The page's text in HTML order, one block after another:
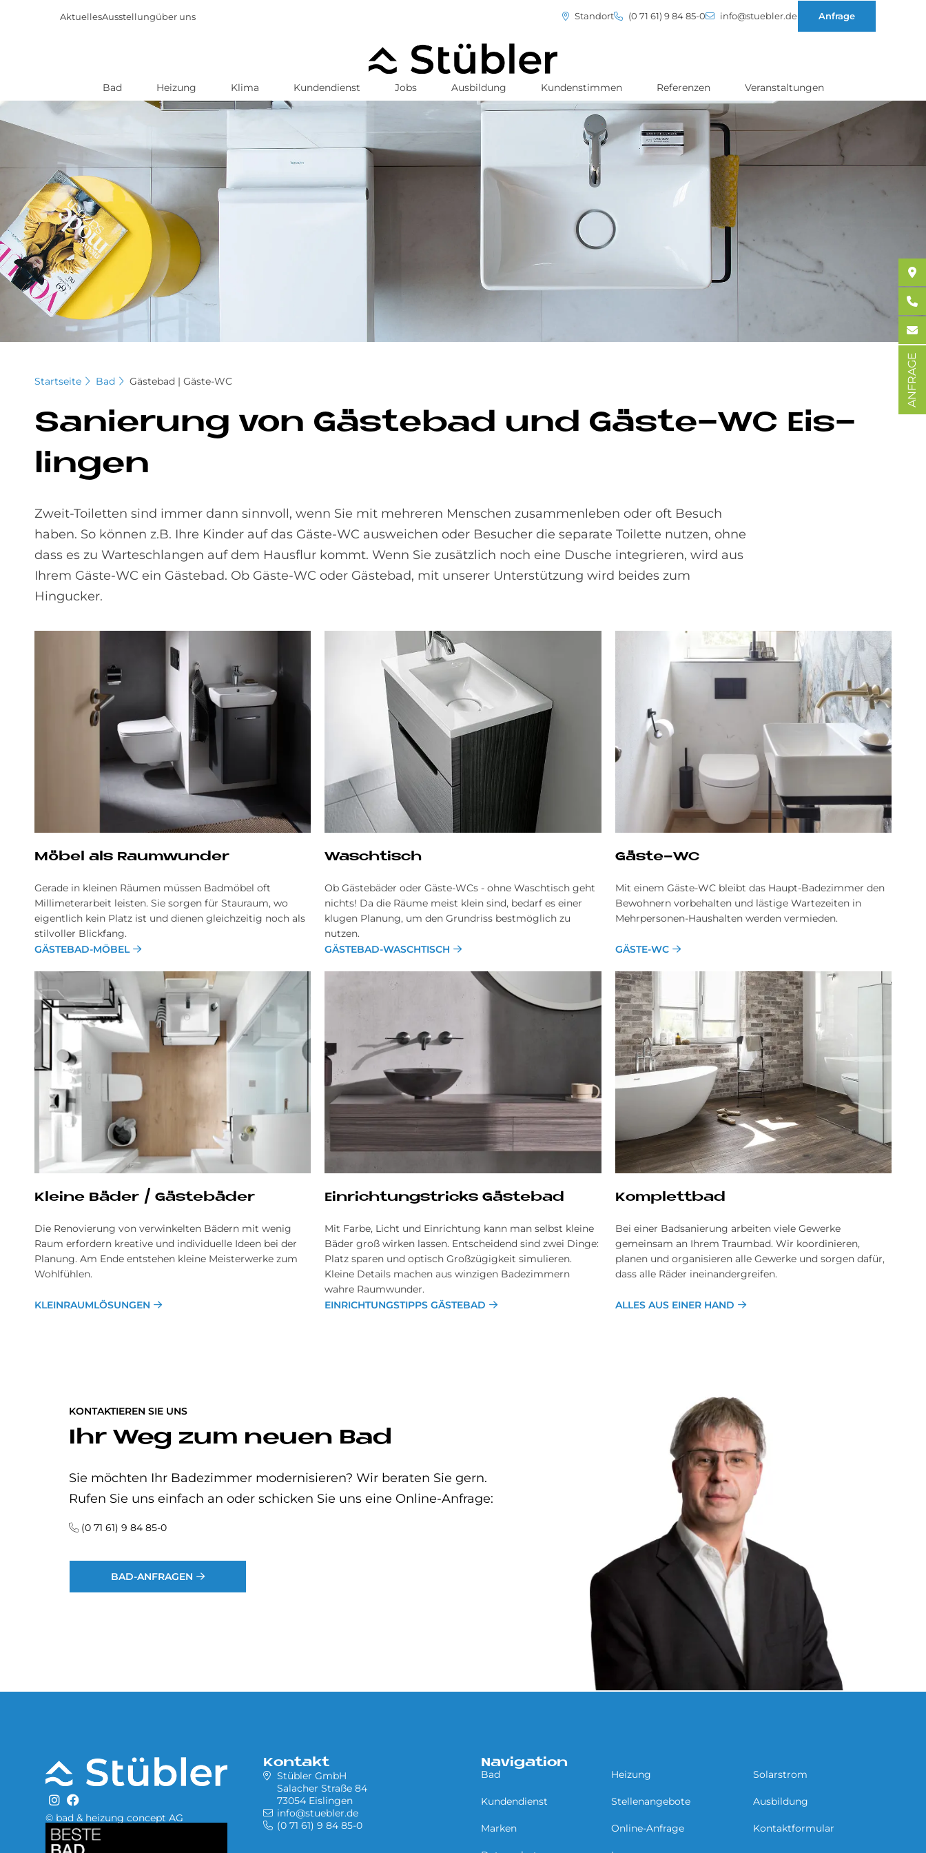
Direkt
Inhalt
AktuellesAusstellungüber uns Standort (0 71 61) 9 84 85-0 info@stuebler.de Anfrage
Bad Heizung Klima Kundendienst Jobs Ausbildung Kundenstimmen Referenzen Veranstaltungen
Startseite Bad Gästebad | Gäste-WC
Sa­nie­rung von Gä­ste­bad und Gä­ste-WC Eis­
lin­gen
Zweit-Toiletten sind immer dann sinnvoll, wenn Sie mit mehreren Menschen zusammenleben oder oft Besuch
haben. So können z.B. Ihre Kinder auf das Gäste-WC ausweichen oder Besucher die separate Toilette nutzen, ohne
dass es zu Warteschlangen auf dem Hausflur kommt. Wenn Sie zusätzlich noch eine Dusche integrieren, wird aus
Ihrem Gäste-WC ein Gästebad. Ob Gäste-WC oder Gästebad, mit unserer Unterstützung wird beides zum
Hingucker.
Mö­bel als Raum­wun­der
Gerade in kleinen Räumen müssen Badmöbel oft
Millimeterarbeit leisten. Sie sorgen für Stauraum, wo
eigentlich kein Platz ist und dienen gleichzeitig noch als
stilvoller Blickfang.
GÄSTEBAD-MÖBEL
Wasch­tisch
Ob Gästebäder oder Gäste-WCs - ohne Waschtisch geht
nichts! Da die Räume meist klein sind, bedarf es einer
klugen Planung, um den Grund­riss best­möglich zu
nutzen.
GÄSTEBAD-WASCHTISCH
Gä­ste-WC
Mit einem Gäste-WC bleibt das Haupt-Badezimmer den
Bewohnern vorbehalten und lästige Wartezeiten in
Mehrpersonen-Haushalten werden vermieden.
GÄSTE-WC
Klei­ne Bä­der / Gä­ste­bä­der
Die Renovierung von verwinkelten Bädern mit wenig
Raum erfordern kreative und individuelle Ideen bei der
Planung. Am Ende entstehen kleine Meisterwerke zum
Wohlfühlen.
KLEINRAUMLÖSUNGEN
Ein­rich­tungs­tricks Gä­ste­bad
Mit Farbe, Licht und Einrichtung kann man selbst kleine
Bäder groß wirken lassen. Entscheidend sind zwei Dinge:
Platz sparen und optisch Großzügigkeit simulieren.
Kleine Details machen aus winzigen Badezimmern
wahre Raumwunder.
EINRICHTUNGSTIPPS GÄSTEBAD
Kom­plett­bad
Bei einer Badsanierung arbeiten viele Gewerke
gemeinsam an Ihrem Traumbad. Wir ko­ordinieren,
planen und organisieren alle Gewerke und sorgen dafür,
dass alle Räder ineinander­greifen.
ALLES AUS EINER HAND
KONTAKTIEREN SIE UNS
Ihr Weg zum neuen Bad
Sie möchten Ihr Badezimmer modernisieren? Wir beraten Sie gern.
Rufen Sie uns einfach an oder schicken Sie uns eine Online-Anfrage:
(0 71 61) 9 84 85-0
BAD-ANFRAGEN
© bad & heizung concept AG
Bild
Kontakt
Stübler GmbH
Salacher Straße 84
73054 Eislingen
info@stuebler.de
(0 71 61) 9 84 85-0
Navigation
Bad Heizung Solarstrom
Kundendienst Stellenangebote Ausbildung
Marken Online-Anfrage Kontaktformular
ANFRAGE